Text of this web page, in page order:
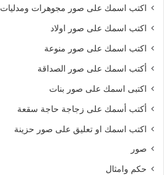
اكتب اسمك على صور مجوهرات ومدليات
اكتب اسمك على صور اولاد
اكتب اسمك على صور منوعة
أكتب اسمك على صور الصداقة
اكتبى اسمك على صور بنات
أكتب أسمك على زجاجة حاجة سقعة
اكتب اسمك او تعليق على صور حزينة
صور
حكم وامثال